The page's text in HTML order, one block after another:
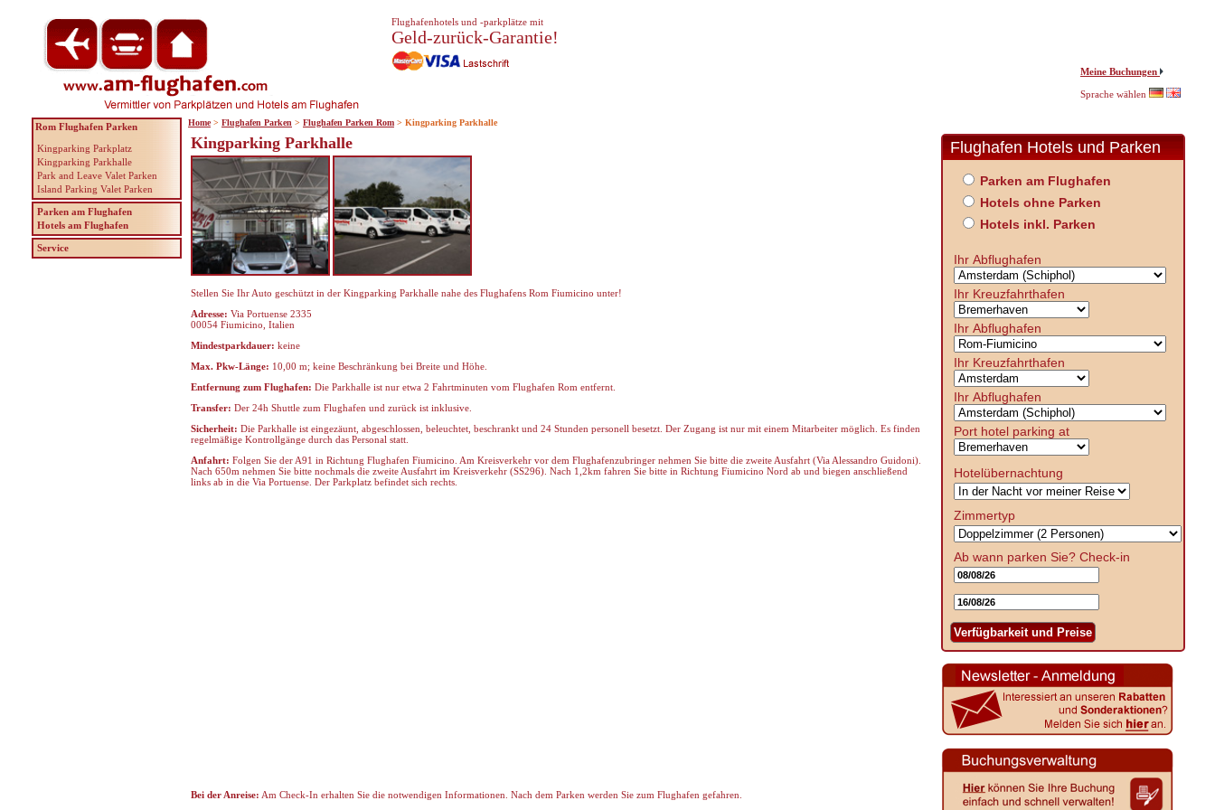
Kingparking Parkhalle
Stellen Sie Ihr Auto geschützt in der Kingparking Parkhalle nahe des Flughafens Rom Fiumicino unter!
Adresse: Via Portuense 2335
00054 Fiumicino, Italien
Mindestparkdauer: keine
Max. Pkw-Länge: 10,00 m; keine Beschränkung bei Breite und Höhe.
Entfernung zum Flughafen: Die Parkhalle ist nur etwa 2 Fahrtminuten vom Flughafen Rom entfernt.
Transfer: Der 24h Shuttle zum Flughafen und zurück ist inklusive.
Sicherheit: Die Parkhalle ist eingezäunt, abgeschlossen, beleuchtet, beschrankt und 24 Stunden personell besetzt. Der Zugang ist nur mit einem Mitarbeiter möglich. Es finden
regelmäßige Kontrollgänge durch das Personal statt.
Anfahrt: Folgen Sie der A91 in Richtung Flughafen Fiumicino. Am Kreisverkehr vor dem Flughafenzubringer nehmen Sie bitte die zweite Ausfahrt (Via Alessandro Guidoni).
Nach 650m nehmen Sie bitte nochmals die zweite Ausfahrt im Kreisverkehr (SS296). Nach 1,2km fahren Sie bitte in Richtung Fiumicino Nord ab und biegen anschließend
links ab in die Via Portuense. Der Parkplatz befindet sich rechts.
Bei der Anreise: Am Check-In erhalten Sie die notwendigen Informationen. Nach dem Parken werden Sie zum Flughafen gefahren.
Meine Buchungen
Sprache wählen
Rom Flughafen Parken
Kingparking Parkplatz
Kingparking Parkhalle
Park and Leave Valet Parken
Island Parking Valet Parken
Parken am Flughafen
Hotels am Flughafen
Service
Flughafen Hotels und Parken
Parken am Flughafen
Hotels ohne Parken
Hotels inkl. Parken
Ihr Abflughafen
Ihr Kreuzfahrthafen
Ihr Abflughafen
Ihr Kreuzfahrthafen
Ihr Abflughafen
Port hotel parking at
Hotelübernachtung
Zimmertyp
Ab wann parken Sie? Check-in
Verfügbarkeit und Preise
Flughafenhotels und -parkplätze mit
Geld-zurück-Garantie!
Home > Flughafen Parken > Flughafen Parken Rom > Kingparking Parkhalle